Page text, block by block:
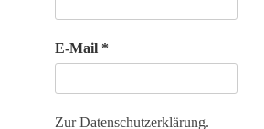
E-Mail *
Zur Datenschutzerklärung.